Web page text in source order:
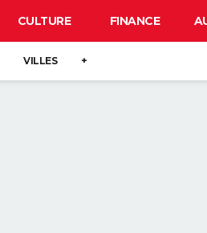
CULTURE FINANCE
VILLES +